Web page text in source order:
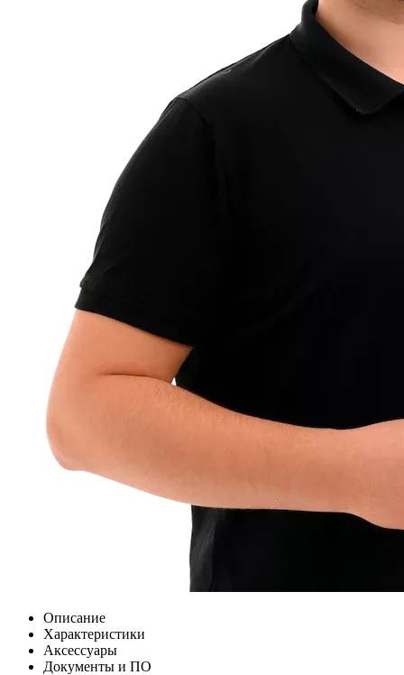
Описание
Характеристики
Аксессуары
Документы и ПО